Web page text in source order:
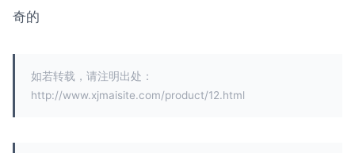
奇的
如若转载，请注明出处：
http://www.xjmaisite.com/product/12.html